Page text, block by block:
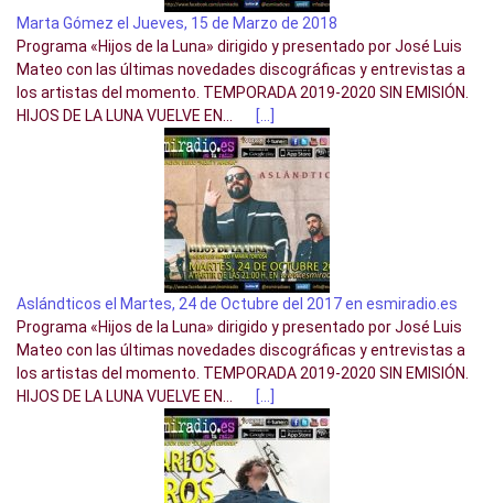
Marta Gómez el Jueves, 15 de Marzo de 2018
Programa «Hijos de la Luna» dirigido y presentado por José Luis
Mateo con las últimas novedades discográficas y entrevistas a
los artistas del momento. TEMPORADA 2019-2020 SIN EMISIÓN.
HIJOS DE LA LUNA VUELVE EN...
[…]
Aslándticos el Martes, 24 de Octubre del 2017 en esmiradio.es
Programa «Hijos de la Luna» dirigido y presentado por José Luis
Mateo con las últimas novedades discográficas y entrevistas a
los artistas del momento. TEMPORADA 2019-2020 SIN EMISIÓN.
HIJOS DE LA LUNA VUELVE EN...
[…]